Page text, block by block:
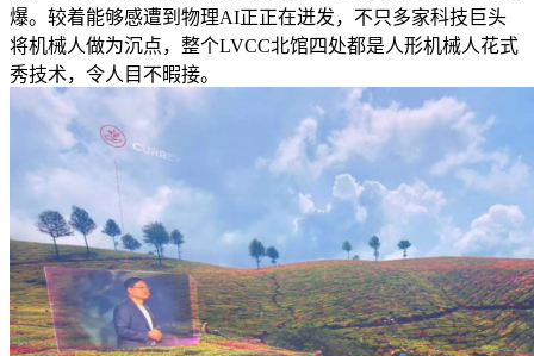
爆。较着能够感遭到物理AI正正在迸发，不只多家科技巨头
将机械人做为沉点，整个LVCC北馆四处都是人形机械人花式
秀技术，令人目不暇接。